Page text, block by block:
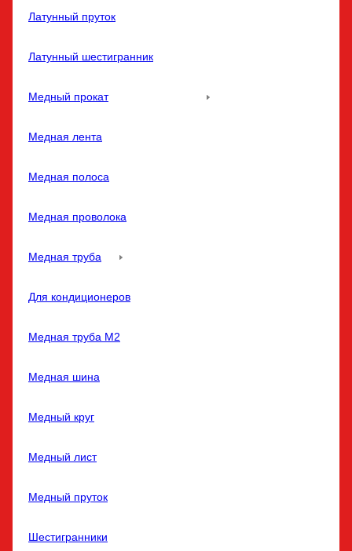
Латунный пруток
Латунный шестигранник
Медный прокат
Медная лента
Медная полоса
Медная проволока
Медная труба
Для кондиционеров
Медная труба M2
Медная шина
Медный круг
Медный лист
Медный пруток
Шестигранники